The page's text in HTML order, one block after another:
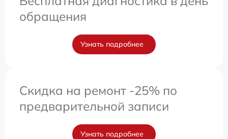
обращения
Узнать подробнее
Скидка на ремонт -25% по
предварительной записи
Узнать подробнее